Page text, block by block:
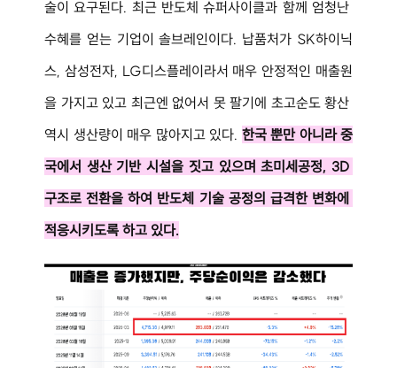
술이 요구된다. 최근 반도체 슈퍼사이클과 함께 엄청난
수혜를 얻는 기업이 솔브레인이다. 납품처가 SK하이닉
스, 삼성전자, LG디스플레이라서 매우 안정적인 매출원
을 가지고 있고 최근엔 없어서 못 팔기에 초고순도 황산
역시 생산량이 매우 많아지고 있다. 한국 뿐만 아니라 중
국에서 생산 기반 시설을 짓고 있으며 초미세공정, 3D
구조로 전환을 하여 반도체 기술 공정의 급격한 변화에
적응시키도록 하고 있다.